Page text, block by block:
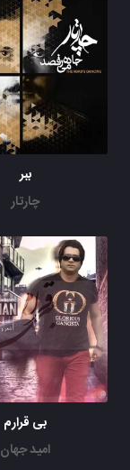
ببر
چارتار
بی قرارم
امید جهان